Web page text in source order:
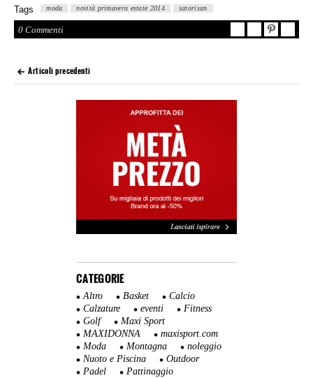
Tags moda novità primavera estate 2014 satorisan
0 Commenti
Articoli precedenti
CATEGORIE
Altro Basket
Calcio
Calzature
eventi
Fitness
Golf
Maxi Sport
MAXIDONNA
maxisport.com
Moda
Montagna
noleggio
Nuoto e Piscina
Outdoor
Padel
Pattinaggio